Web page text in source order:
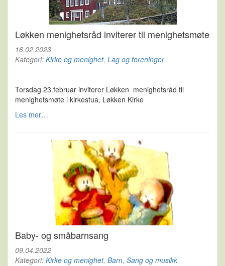
Løkken menighetsråd inviterer til menighetsmøte
16.02.2023
Kategori: Kirke og menighet, Lag og foreninger
Torsdag 23.februar inviterer Løkken menighetsråd til
menighetsmøte i kirkestua, Løkken Kirke
Les mer…
Baby- og småbarnsang
09.04.2022
Kategori: Kirke og menighet, Barn, Sang og musikk